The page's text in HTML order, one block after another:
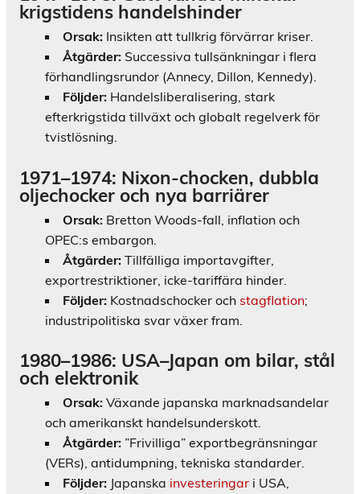
krigstidens handelshinder
Orsak: Insikten att tullkrig förvärrar kriser.
Åtgärder: Successiva tullsänkningar i flera
förhandlingsrundor (Annecy, Dillon, Kennedy).
Följder: Handelsliberalisering, stark
efterkrigstida tillväxt och globalt regelverk för
tvistlösning.
1971–1974: Nixon-chocken, dubbla
oljechocker och nya barriärer
Orsak: Bretton Woods-fall, inflation och
OPEC:s embargon.
Åtgärder: Tillfälliga importavgifter,
exportrestriktioner, icke-tariffära hinder.
Följder: Kostnadschocker och stagflation;
industripolitiska svar växer fram.
1980–1986: USA–Japan om bilar, stål
och elektronik
Orsak: Växande japanska marknadsandelar
och amerikanskt handelsunderskott.
Åtgärder: ”Frivilliga” exportbegränsningar
(VERs), antidumpning, tekniska standarder.
Följder: Japanska investeringar i USA,